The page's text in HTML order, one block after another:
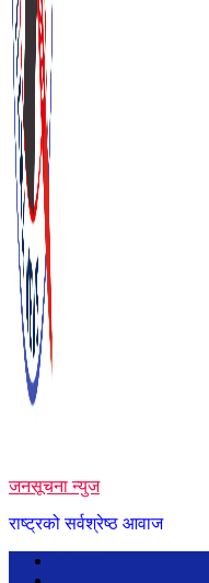
जनसूचना न्युज
राष्ट्रको सर्वश्रेष्ठ आवाज